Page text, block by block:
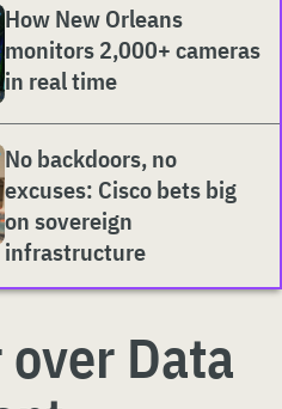
How New Orleans
monitors 2,000+ cameras
in real time
No backdoors, no
excuses: Cisco bets big
on sovereign
infrastructure
Data